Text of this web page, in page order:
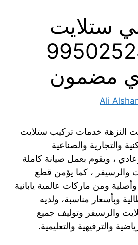
ستلايت
99502524
مضمون
Ali
النزهة خدمات تركيب ستلايت
والتجارية والصناعية
، ويقوم بعمل صيانة كاملة
والرسيفر ، كما يؤمن قطع
ومن ماركات عالمية يابانية
وبأسعار مناسبة، ولديه
والرسيفر وتوليف جميع
والترفيهية والتعليمية.